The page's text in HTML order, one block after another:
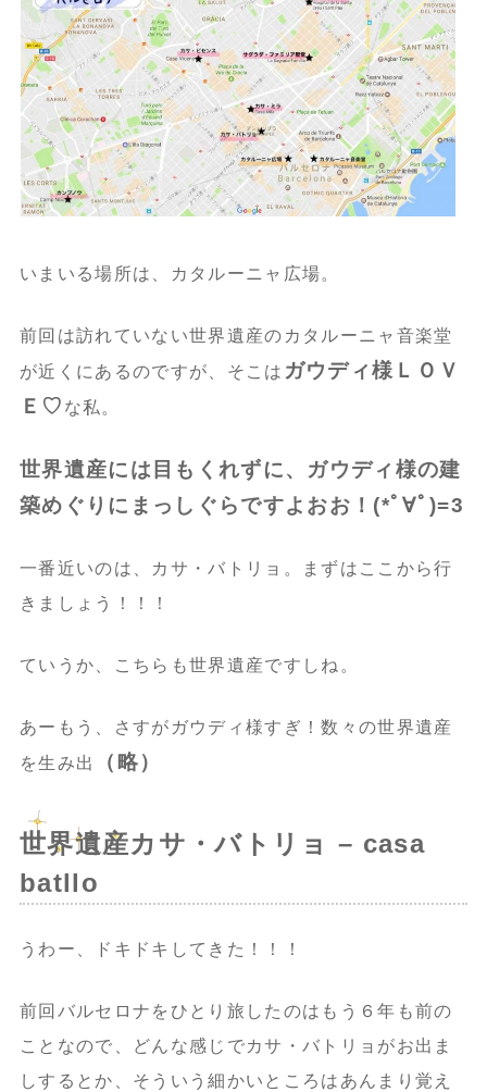
いまいる場所は、カタルーニャ広場。
前回は訪れていない世界遺産のカタルーニャ音楽堂
が近くにあるのですが、そこは ガウディ様ＬＯＶ
Ｅ♡ な私。
世界遺産には目もくれずに、ガウディ様の建
築めぐりにまっしぐらですよおお！(*ﾟ∀ﾟ)=3
一番近いのは、カサ・バトリョ。まずはここから行
きましょう！！！
ていうか、こちらも世界遺産ですしね。
あーもう、さすがガウディ様すぎ！数々の世界遺産
を生み出
（略）
世界遺産カサ・バトリョ – casa
batllo
うわー、ドキドキしてきた！！！
前回バルセロナをひとり旅したのはもう６年も前の
ことなので、どんな感じでカサ・バトリョがお出ま
しするとか、そういう細かいところはあんまり覚え